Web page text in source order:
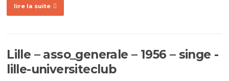
lire la suite
Lille – asso_generale – 1956 – singe -
lille-universiteclub